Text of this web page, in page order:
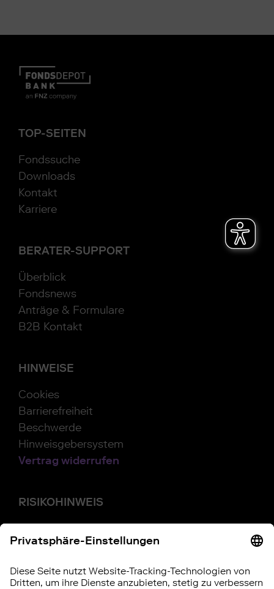
TOP-SEITEN
Fondssuche
Downloads
Kontakt
Karriere
BERATER-SUPPORT
Überblick
Fondsnews
Anträge & Formulare
B2B Kontakt
HINWEISE
Cookies
Barrierefreiheit
Beschwerde
Hinweisgebersystem
Vertrag widerrufen
RISIKOHINWEIS
Festgeld unterliegen bestimmten Risiken.
DieChancen und Risikenim Überblick.